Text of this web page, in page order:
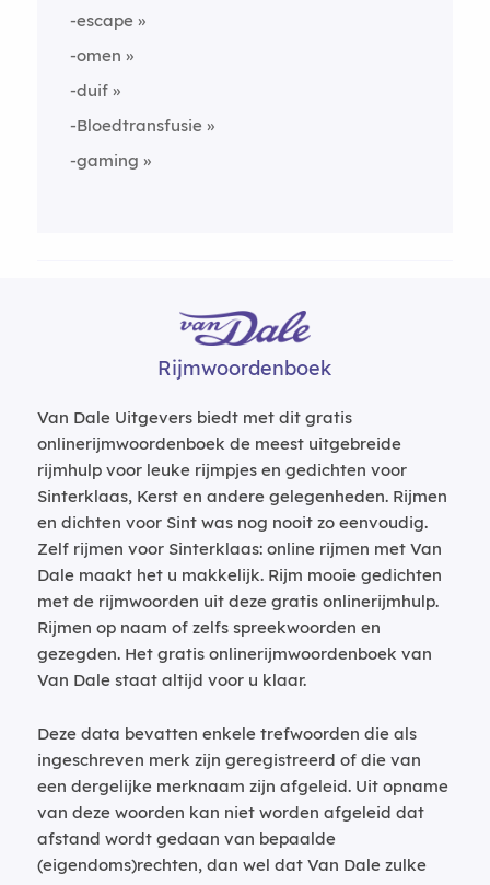
-escape
-omen
-duif
-Bloedtransfusie
-gaming
Rijmwoordenboek
Van Dale Uitgevers biedt met dit gratis
onlinerijmwoordenboek de meest uitgebreide
rijmhulp voor leuke rijmpjes en gedichten voor
Sinterklaas, Kerst en andere gelegenheden. Rijmen
en dichten voor Sint was nog nooit zo eenvoudig.
Zelf rijmen voor Sinterklaas: online rijmen met Van
Dale maakt het u makkelijk. Rijm mooie gedichten
met de rijmwoorden uit deze gratis onlinerijmhulp.
Rijmen op naam of zelfs spreekwoorden en
gezegden. Het gratis onlinerijmwoordenboek van
Van Dale staat altijd voor u klaar.
Deze data bevatten enkele trefwoorden die als
ingeschreven merk zijn geregistreerd of die van
een dergelijke merknaam zijn afgeleid. Uit opname
van deze woorden kan niet worden afgeleid dat
afstand wordt gedaan van bepaalde
(eigendoms)rechten, dan wel dat Van Dale zulke